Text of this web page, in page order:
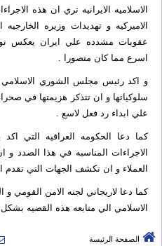
الاسلاميه الايرانيه تري ان هذه
الاميركيه و تهديدات وزيره
عقوبات مشدده علي ايران يعكس
اسرع مما كان متصورا .
و اكد رئيس مجلس الشوري الاسلامي
سلوكياتها و ان تتذكر هزيمتها في
علي ابداء رد فعل لاسع .
كما دعا الحكومه العراقيه التي
الاجراءات المناسبه في هذا الصدد و
العملاء و ان تكشف الجهات التي تقدم
کما دعا لاريجاني لجنه الامن
الاسلامي الي متابعه هذه القضيه
الصفحة الرئيسة